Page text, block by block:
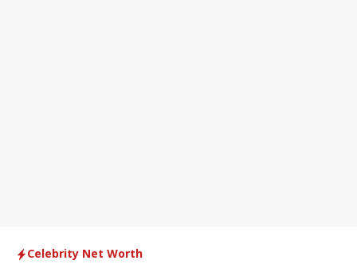
Celebrity Net Worth